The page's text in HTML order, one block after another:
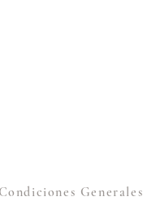
Condiciones Generales